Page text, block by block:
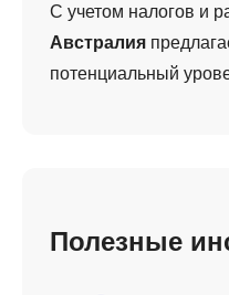
С учетом налогов и
Австралия
потенциальный
Полезные